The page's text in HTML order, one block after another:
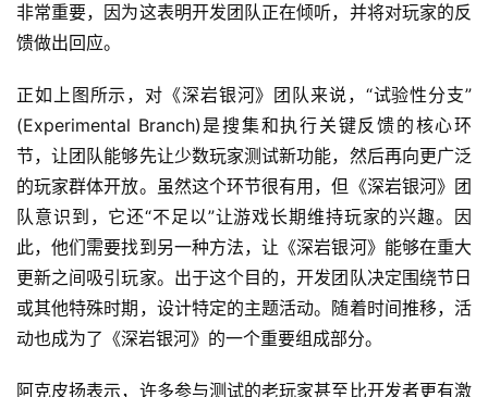
接
会
上
海
中
文
(
中
)
非常重要，因为这表明开发团队正在倾听，并将对玩家的反
馈做出回应。
正如上图所示，对《深岩银河》团队来说，“试验性分支”
(Experimental Branch)是搜集和执行关键反馈的核心环
节，让团队能够先让少数玩家测试新功能，然后再向更广泛
的玩家群体开放。虽然这个环节很有用，但《深岩银河》团
队意识到，它还“不足以”让游戏长期维持玩家的兴趣。因
此，他们需要找到另一种方法，让《深岩银河》能够在重大
更新之间吸引玩家。出于这个目的，开发团队决定围绕节日
或其他特殊时期，设计特定的主题活动。随着时间推移，活
动也成为了《深岩银河》的一个重要组成部分。
阿克皮扬表示，许多参与测试的老玩家甚至比开发者更有激